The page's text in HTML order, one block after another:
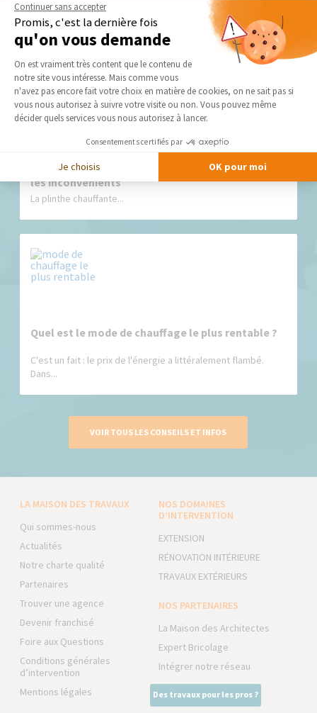
Nos derniers conseils et actus
Plinthes chauffantes : zoom sur les avantages et
les inconvénients
La plinthe chauffante...
Quel est le mode de chauffage le plus rentable ?
C'est un fait : le prix de l'énergie a littéralement flambé.
Dans...
VOIR TOUS LES CONSEILS ET INFOS
LA MAISON DES TRAVAUX
Qui sommes-nous
Actualités
Notre charte qualité
Partenaires
Trouver une agence
Devenir franchisé
Foire aux Questions
Conditions générales
d’intervention
Mentions légales
NOS DOMAINES
D’INTERVENTION
EXTENSION
RÉNOVATION INTÉRIEURE
TRAVAUX EXTÉRIEURS
NOS PARTENAIRES
La Maison des Architectes
Expert Bricolage
Intégrer notre réseau
Des travaux pour les pros ?
Continuer sans accepter
Promis, c'est la dernière fois
qu'on vous demande
Plateforme de Gestion du
On est vraiment très content que le contenu de
notre site vous intéresse. Mais comme vous
n'avez pas encore fait votre choix en matière de cookies, on ne sait pas si
vous nous autorisez à suivre votre visite ou non. Vous pouvez même
décider quels services vous nous autorisez à lancer.
Consentements certifiés par
Je choisis OK pour moi
Axeptio consent